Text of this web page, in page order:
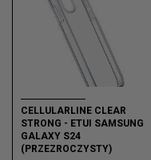
CELLULARLINE CLEAR
STRONG - ETUI SAMSUNG
GALAXY S24
(PRZEZROCZYSTY)